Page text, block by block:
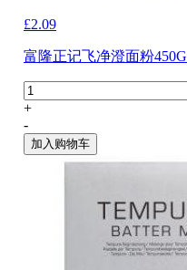
£2.09
富隆正记飞净澄面粉450G
+
-
加入购物车